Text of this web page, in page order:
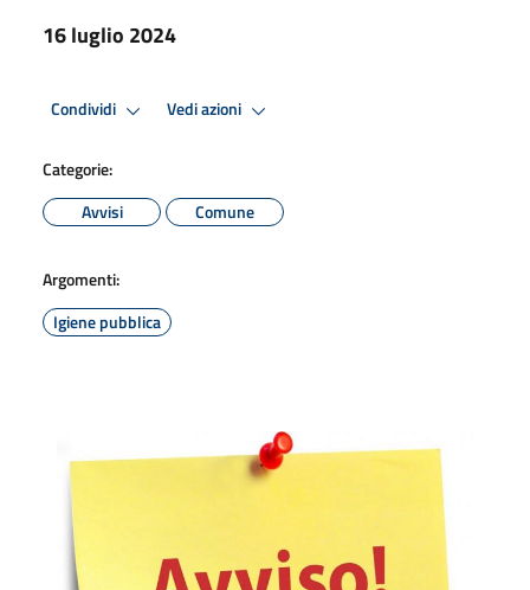
16 luglio 2024
Condividi Vedi azioni
Categorie:
Avvisi
Comune
Argomenti:
Igiene pubblica